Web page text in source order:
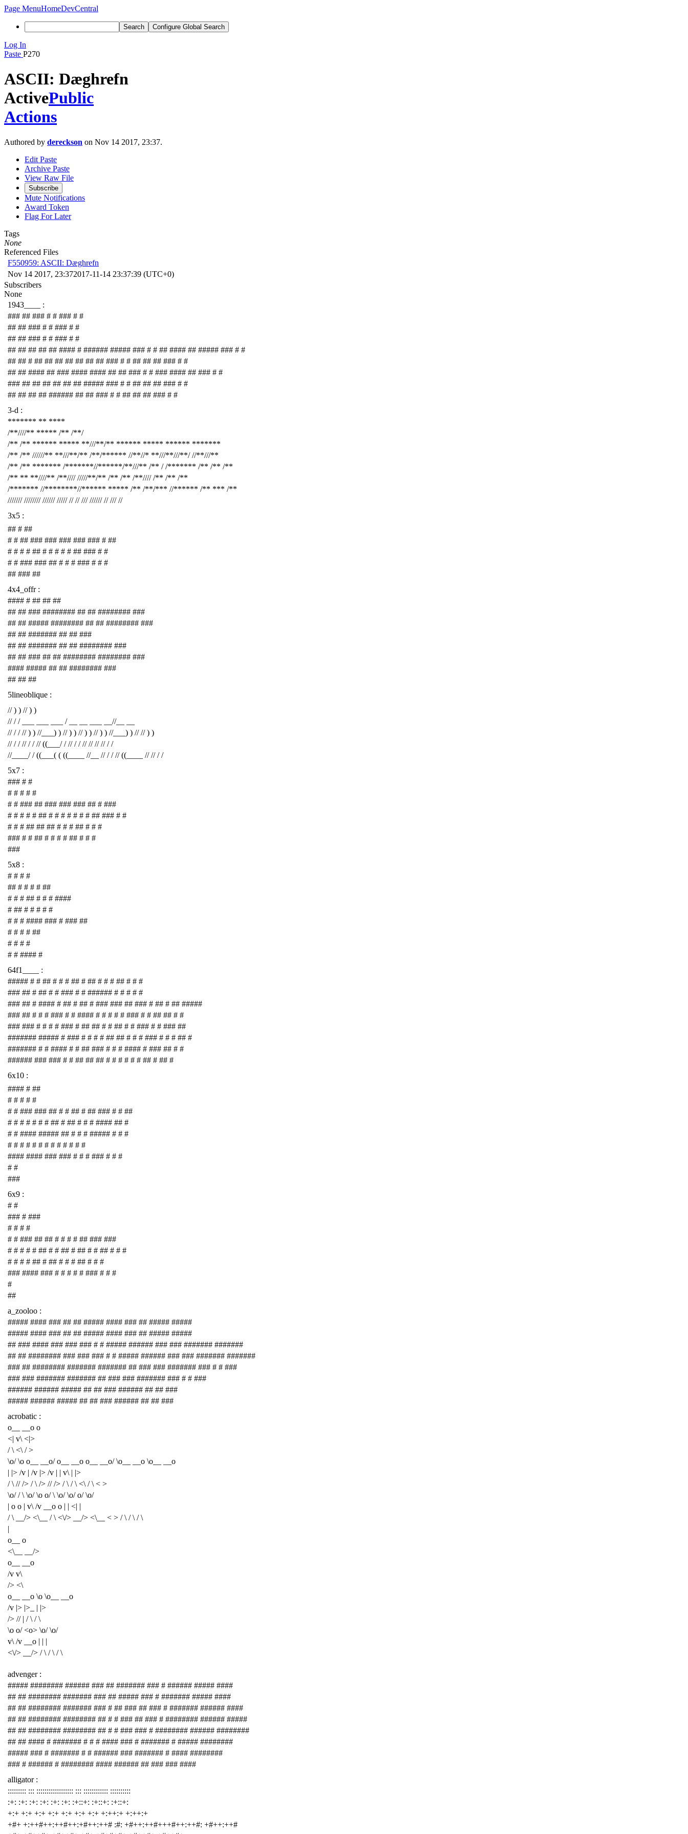
Page MenuHomeDevCentral
Search Configure Global Search
Log In
Paste P270
ASCII: Dæghrefn
ActivePublic
Actions
Authored by dereckson on Nov 14 2017, 23:37.
Edit Paste
Archive Paste
View Raw File
Subscribe
Mute Notifications
Award Token
Flag For Later
Tags
None
Referenced Files
F550959: ASCII: Dæghrefn
Nov 14 2017, 23:372017-11-14 23:37:39 (UTC+0)
Subscribers
None
1943____ :
### ## ### # # ### # #
## ## ### # # ### # #
## ## ### # # ### # #
## ## ## ## ## #### # ###### ##### ### # # ## #### ## ##### ### # #
## ## # ## ## ## ## ## ## ## ### # # ## ## ## ### # #
## ## #### ## ### #### #### ## ## ### # # ### #### ## ### # #
### ## ## ## ## ## ## ##### ### # # ## ## ## ### # #
## ## ## ## ###### ## ## ### # # ## ## ## ### # #
3-d :
******* ** ****
/**////** ***** /** /**/
/** /** ****** ***** **///**/** ****** ***** ****** *******
/** /** //////** **///**/** /**/****** //**//* **///**///**/ //**///**
/** /** ******* /*******//******/**///** /** / /******* /** /** /**
/** ** **////** /**//// /////**/** /** /** /**//// /** /** /**
/******* //********//****** ***** /** /**/*** //****** /** *** /**
/////// //////// ////// ///// // // /// ////// // /// //
3x5 :
## # ##
# # ## ### ### ### ### ### # ##
# # # # ## # # # # # ## ### # #
# # ### ### ## # # # ### # # #
## ### ##
4x4_offr :
#### # ## ## ##
## ## ### ######## ## ## ######## ###
## ## ##### ######## ## ## ######## ###
## ## ####### ## ## ###
## ## ####### ## ## ######## ###
## ## ### ## ## ######## ######## ###
#### ##### ## ## ######## ###
## ## ##
5lineoblique :
// ) ) // ) )
// / / ___ ___ ___ / __ __ ___ __//__ __
// / / // ) ) //___) ) // ) ) // ) ) // ) ) //___) ) // // ) )
// / / // / / // ((___/ / // / / // // // // / /
//____/ / ((___( ( ((____ //__ // / / // ((____ // // / /
5x7 :
### # #
# # # # #
# # ### ## ### ### ### ## # ###
# # # # # ## # # # # # # # ## ### # #
# # # ## ## ## # # # ## # # #
### # # ## # # # # ## # # #
###
5x8 :
# # # #
## # # # # ##
# # # ## # # # ####
# ## # # # # #
# # # #### ### # ### ##
# # # # ##
# # # #
# # #### #
64f1____ :
##### # # ## # # # ## # ## # # # ## # # #
### ## # ## # # ### # # ###### # # # # #
### ## # #### # ## # ## # ### ### ## ### # ## # ## #####
### ## # # # ### # # #### # # # # # ### # # ## ## # #
### ### # # # # ### # ## ## # # ## # # ### # # ### ##
####### ##### # ### # # # # ## ## # # # ### # # # ## #
####### # # #### # # ## ### # # # #### # ### ## # #
###### ### ### # # ## ## ## # # # # # # ## # ## #
6x10 :
#### # ##
# # # # #
# # ### ### ## # # ## # ## ### # # ##
# # # # # # # ## # ## # # # #### ## #
# # #### ##### ## # # # ##### # # #
# # # # # # # # # # # # #
#### #### ### ### # # # ### # # #
# #
###
6x9 :
# #
### # ###
# # # #
# # ### ## ## # # # # ## ### ###
# # # # # ## # # ## # ## # # ## # # #
# # # # ## # ## # # # ## # # #
### #### ### # # # # # ### # # #
#
##
a_zooloo :
##### #### ### ## ## ##### #### ### ## ##### #####
##### #### ### ## ## ##### #### ### ## ##### #####
## ### #### ### ### ### # # ##### ###### ### ### ####### #######
## ## ######## ### ### ### # # ##### ###### ### ### ####### #######
### ## ######## ####### ####### ## ### ### ####### ### # # ###
### ### ####### ####### ## ### ### ####### ### # # ###
###### ###### ##### ## ## ### ###### ## ## ###
##### ###### ##### ## ## ### ###### ## ## ###
acrobatic :
o__ __o o
<| v\ <|>
/ \ <\ / >
\o/ \o o__ __o/ o__ __o o__ __o/ \o__ __o \o__ __o
| |> /v | /v |> /v | | v\ | |>
/ \ // /> / \ /> // /> / \ / \ <\ / \ < >
\o/ / \ \o/ \o o/ \ \o/ \o/ o/ \o/
| o o | v\ /v __o o | | <| |
/ \ __/> <\__ / \ <\/> __/> <\__ < > / \ / \ / \
|
o__ o
<\__ __/>
o__ __o
/v v\
/> <\
o__ __o \o \o__ __o
/v |> |>_ | |>
/> // | / \ / \
\o o/ <o> \o/ \o/
v\ /v __o | | |
<\/> __/> / \ / \ / \
advenger :
##### ######## ###### ### ## ####### ### # ###### ##### ####
## ## ######## ####### ### ## ##### ### # ####### ##### ####
## ## ######## ####### ### # ## ### ## ### # ####### ###### ####
## ## ######## ######## ## # # ### ## ### # ######## ###### #####
## ## ######## ######## ## # # ### ### # ######## ###### ########
## ## #### # ####### # # # #### ### # ####### # ##### ########
##### ### # ####### # # ###### ### ####### # #### ########
### # ###### # ######## #### ###### ## ### ### ####
alligator :
::::::::: ::: :::::::::::::::::: ::: :::::::::::: ::::::::::
:+: :+: :+: :+: :+: :+: :+::+: :+::+: :+::+:
+:+ +:+ +:+ +:+ +:+ +:+ +:+ +:++:+ +:++:+
+#+ +:++#++:++#++:+#++:++# :#: +#++:++#+++#++:++#: +#++:++#